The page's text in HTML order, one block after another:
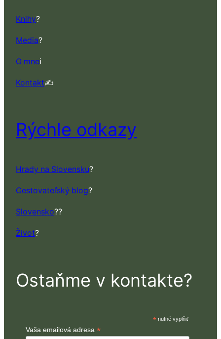
Knihy?
Media?
O mneℹ️
Kontakt✍️
Rýchle odkazy
Hrady na Slovensku?
Cestovateľský blog?
Slovensko??
Život?
Ostaňme v kontakte?
* nutné vyplňiť
Vaša emailová adresa *